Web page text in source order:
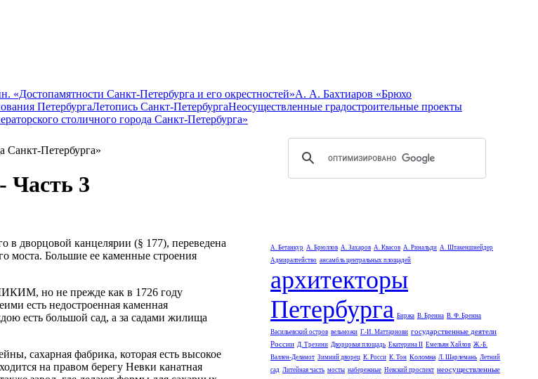
«Достопамятности Санкт-Петербурга и его окрестностей»А. А. Бахтиаров «Брюхо
ПетербургаЛетопись Санкт-ПетербургаНеосуществленные градостроительные проекты
столичного города Санкт-Петербурга»
Санкт-Петербурга»
3
в дворцовой канцелярии (§ 177), переведена
моста. Большие ее каменные строения
но не прежде как в 1726 году
есть недостроенная каменная
есть большой сад, а за садами жилища
сахарная фабрика, которая есть высокое
на правом берегу Невки канатная
А. Бетанкур А. Брюллов А. Захаров А. Квасов А. Ринальди А. Штакеншнейдер
Адмиралтейство ансамбль центральных площадей
архитекторы
Петербурга Биржа В. Бренна В. Ф. Бренна
Васильевский остров вельможи Г.-И. Маттарнови государственные деятели
России Д. Трезини Дворцовая площадь Екатерина II Емельян Хайлов Ж.-Б.
Валлен-Деламот Зимний дворец К. Росси К. Тон Коломна Л. Шарлемань Летний
сад Литейная часть мосты набережные Невский проспект неосуществленные